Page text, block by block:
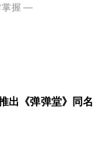
掌握 —
出《弹弹堂》同名